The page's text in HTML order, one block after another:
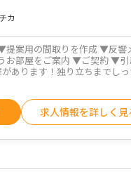
カ
案用の間取りを作成 ▼反響
部屋をご案内 ▼ご契約 ▼引
あります！独り立ちまでし
求人情報を詳しく見